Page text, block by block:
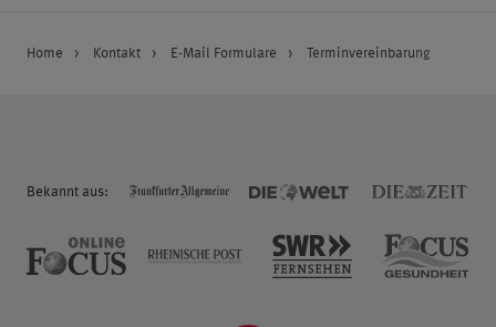
Home Kontakt E-Mail Formulare Terminvereinbarung
Bekannt aus: